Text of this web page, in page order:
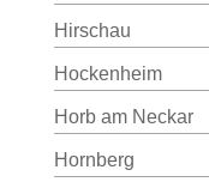
Hirschau
Hockenheim
Horb am Neckar
Hornberg